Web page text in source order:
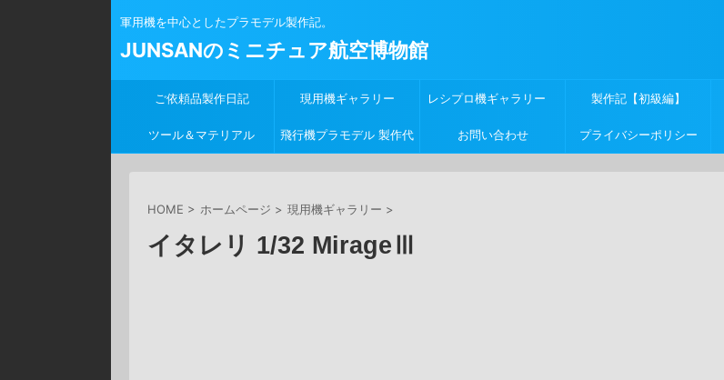
軍用機を中心としたプラモデル製作記。
JUNSANのミニチュア航空博物館
ご依頼品製作日記 現用機ギャラリー レシプロ機ギャラリー 製作記【初級編】
ツール＆マテリアル 飛行機プラモデル 製作代 お問い合わせ プライバシーポリシー
HOME > ホームページ > 現用機ギャラリー >
イタレリ 1/32 MirageⅢ